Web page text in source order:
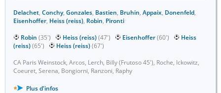
Delachet, Conchy, Gonzales, Bastien, Bruhin, Appaix, Donenfeld,
Eisenhoffer, Heiss (reiss), Robin, Pironti
Robin (35') Heiss (reiss)(47') Eisenhoffer(60')
Heiss
(reiss)(65') Heiss (reiss)(67')
CA Paris Weinstock, Arcos, Lerch, Billy (Frutoso 45'), Roche, Ickowitz,
Coeuret, Serena, Bongiorni, Ranzoni, Raphy
Plus d'infos